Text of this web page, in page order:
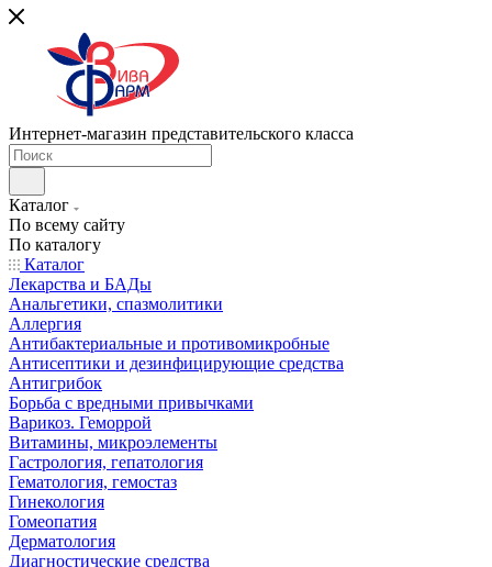
Интернет-магазин представительского класса
Каталог
По всему сайту
По каталогу
Каталог
Лекарства и БАДы
Анальгетики, спазмолитики
Аллергия
Антибактериальные и противомикробные
Антисептики и дезинфицирующие средства
Антигрибок
Борьба с вредными привычками
Варикоз. Геморрой
Витамины, микроэлементы
Гастрология, гепатология
Гематология, гемостаз
Гинекология
Гомеопатия
Дерматология
Диагностические средства